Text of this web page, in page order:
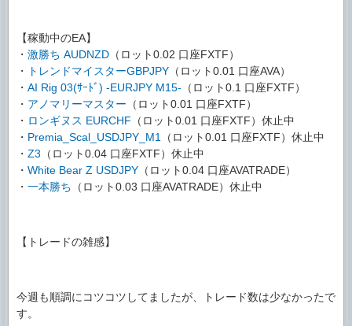
【稼動中のEA】
・ 激勝ち AUDNZD （ロット0.02 口座FXTF）
・
トレンドマイスターGBPJPY （ロット0.01 口座AVA）
・ AI Rig 03(ｻｰﾄﾞ) -EURJPY M15- （ロット0.1 口座FXTF）
・ アノマリーマスター （ロット0.01 口座FXTF）
・ ロンギヌス EURCHF （ロット0.01 口座FXTF）休止中
・ Premia_Scal_USDJPY_M1 （ロット0.01 口座FXTF）休止中
・ Z3 （ロット0.04 口座FXTF）休止中
・ White Bear Z USDJPY （ロット0.04 口座AVATRADE）
・ 一本勝ち （ロット0.03 口座AVATRADE）休止中
【トレードの雑感】
今週も順調にコツコツしてましたが、トレード数は少なかったで
す。